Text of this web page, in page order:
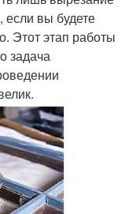
если вы будете
Этот этап работы
задача